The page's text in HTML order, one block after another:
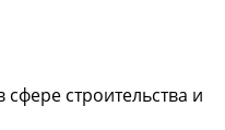
строительства и